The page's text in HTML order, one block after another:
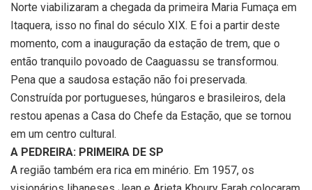
Norte viabilizaram a chegada da primeira Maria Fumaça em
Itaquera, isso no final do século XIX. E foi a partir deste
momento, com a inauguração da estação de trem, que o
então tranquilo povoado de Caaguassu se transformou.
Pena que a saudosa estação não foi preservada.
Construída por portugueses, húngaros e brasileiros, dela
restou apenas a Casa do Chefe da Estação, que se tornou
em um centro cultural.
A PEDREIRA: PRIMEIRA DE SP
A região também era rica em minério. Em 1957, os